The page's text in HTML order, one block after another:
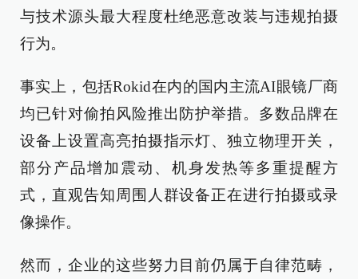
与技术源头最大程度杜绝恶意改装与违规拍摄
行为。
事实上，包括Rokid在内的国内主流AI眼镜厂商
均已针对偷拍风险推出防护举措。多数品牌在
设备上设置高亮拍摄指示灯、独立物理开关，
部分产品增加震动、机身发热等多重提醒方
式，直观告知周围人群设备正在进行拍摄或录
像操作。
然而，企业的这些努力目前仍属于自律范畴，